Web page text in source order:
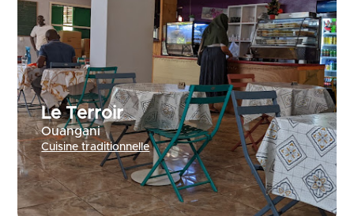
Le Terroir
Ouangani
Cuisine traditionnelle